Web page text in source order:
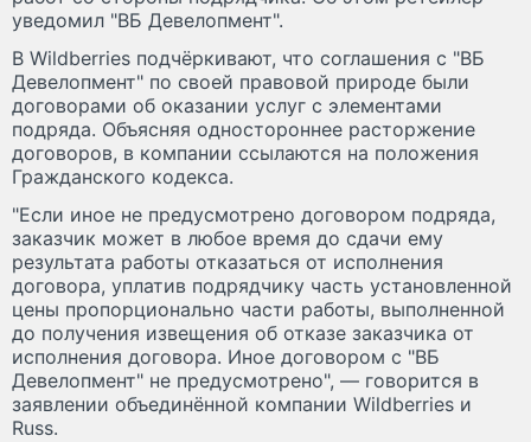
уведомил "ВБ Девелопмент".
В Wildberries подчёркивают, что соглашения с "ВБ
Девелопмент" по своей правовой природе были
договорами об оказании услуг с элементами
подряда. Объясняя одностороннее расторжение
договоров, в компании ссылаются на положения
Гражданского кодекса.
"Если иное не предусмотрено договором подряда,
заказчик может в любое время до сдачи ему
результата работы отказаться от исполнения
договора, уплатив подрядчику часть установленной
цены пропорционально части работы, выполненной
до получения извещения об отказе заказчика от
исполнения договора. Иное договором с "ВБ
Девелопмент" не предусмотрено", — говорится в
заявлении объединённой компании Wildberries и
Russ.